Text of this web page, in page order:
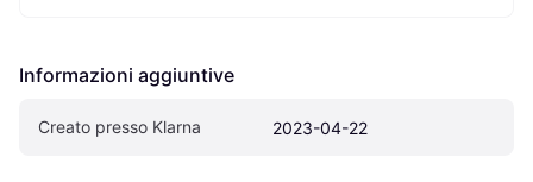
Informazioni aggiuntive
Creato presso Klarna 2023-04-22